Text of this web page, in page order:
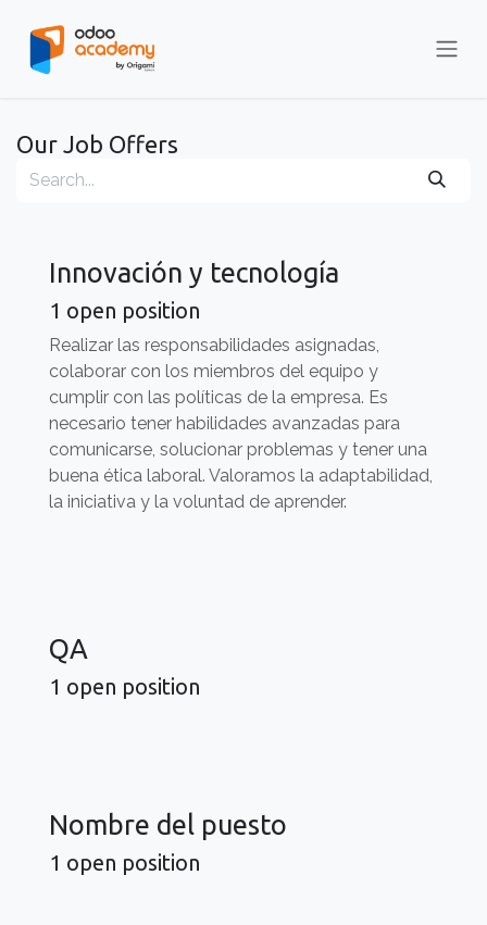
Our Job Offers
Innovación y tecnología
1 open position
Realizar las responsabilidades asignadas,
colaborar con los miembros del equipo y
cumplir con las políticas de la empresa. Es
necesario tener habilidades avanzadas para
comunicarse, solucionar problemas y tener una
buena ética laboral. Valoramos la adaptabilidad,
la iniciativa y la voluntad de aprender.
QA
1 open position
Nombre del puesto
1 open position